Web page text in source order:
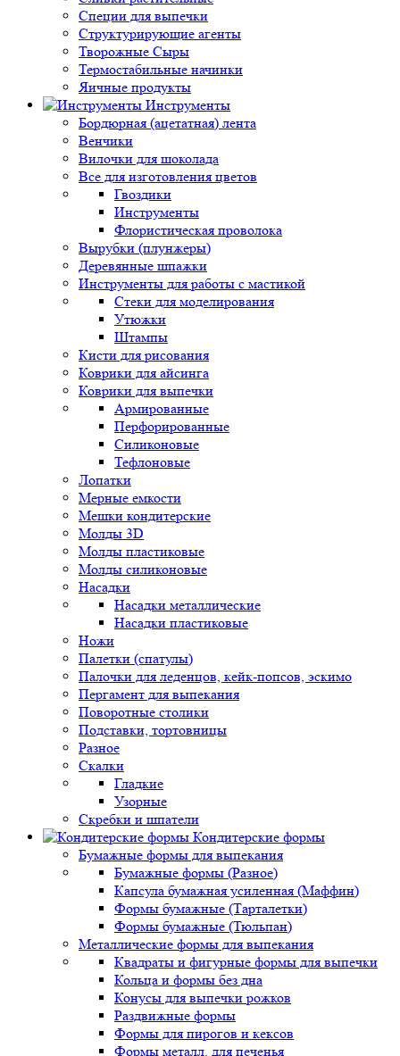
Специи для выпечки
Структурирующие агенты
Творожные Сыры
Термостабильные начинки
Яичные продукты
Инструменты
Бордюрная (ацетатная) лента
Венчики
Вилочки для шоколада
Все для изготовления цветов
Гвоздики
Инструменты
Флористическая проволока
Вырубки (плунжеры)
Деревянные шпажки
Инструменты для работы с мастикой
Стеки для моделирования
Утюжки
Штампы
Кисти для рисования
Коврики для айсинга
Коврики для выпечки
Армированные
Перфорированные
Силиконовые
Тефлоновые
Лопатки
Мерные емкости
Мешки кондитерские
Молды 3D
Молды пластиковые
Молды силиконовые
Насадки
Насадки металлические
Насадки пластиковые
Ножи
Палетки (спатулы)
Палочки для леденцов, кейк-попсов, эскимо
Пергамент для выпекания
Поворотные столики
Подставки, тортовницы
Разное
Скалки
Гладкие
Узорные
Скребки и шпатели
Кондитерские формы
Бумажные формы для выпекания
Бумажные формы (Разное)
Капсула бумажная усиленная (Маффин)
Формы бумажные (Тарталетки)
Формы бумажные (Тюльпан)
Металлические формы для выпекания
Квадраты и фигурные формы для выпечки
Кольца и формы без дна
Конусы для выпечки рожков
Раздвижные формы
Формы для пирогов и кексов
Формы металл. для печенья